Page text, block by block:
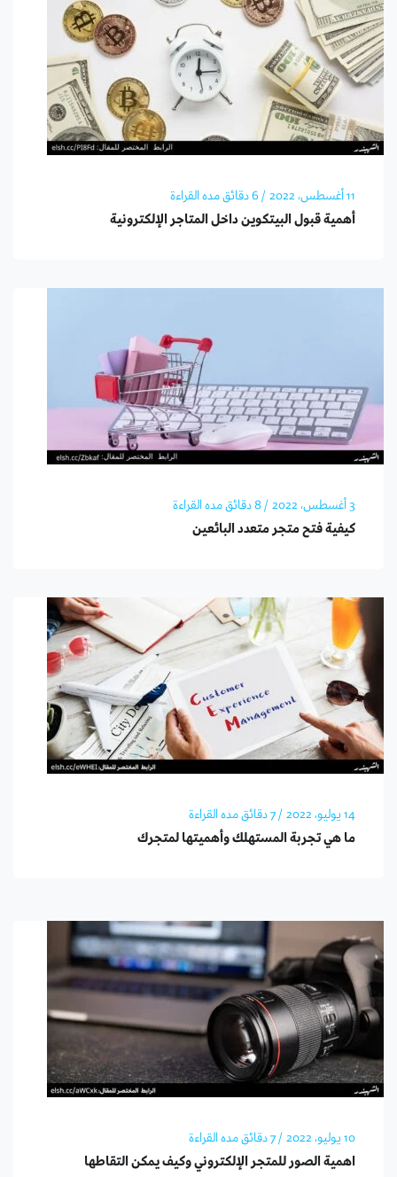
11 أغسطس، 2022 / 6 دقائق مده القراءة
أهمية قبول البيتكوين داخل المتاجر الإلكترونية
3 أغسطس، 2022 / 8 دقائق مده القراءة
كيفية فتح متجر متعدد البائعين
14 يوليو، 2022 / 7 دقائق مده القراءة
ما هي تجربة المستهلك وأهميتها لمتجرك
10 يوليو، 2022 / 7 دقائق مده القراءة
اهمية الصور للمتجر الإلكتروني وكيف يمكن التقاطها